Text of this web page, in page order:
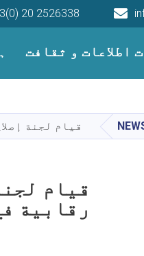
اطلاعات و ثقافت
20 2526338
Main
قيام لجنة
قيام
رقابية